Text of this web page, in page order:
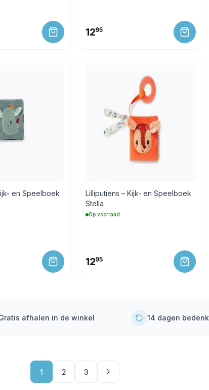
1295
en Speelboek
Lilliputiens – Kijk- en Speelboek
Stella
Op voorraad
1295
afhalen in de winkel 14 dagen
1 2 3